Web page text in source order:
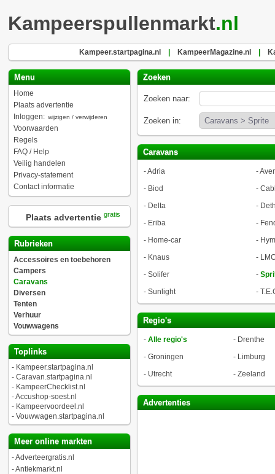
Kampeerspullenmarkt.nl
Kampeer.startpagina.nl KampeerMagazine.nl
Menu
Home
Plaats advertentie
Inloggen: wijzigen / verwijderen
Voorwaarden
Regels
FAQ / Help
Veilig handelen
Privacy-statement
Contact informatie
Plaats advertentie gratis
Rubrieken
Accessoires en toebehoren
Campers
Caravans
Diversen
Tenten
Verhuur
Vouwwagens
Toplinks
- Kampeer.startpagina.nl
- Caravan.startpagina.nl
- KampeerChecklist.nl
-Accushop-soest.nl
- Kampeervoordeel.nl
- Vouwwagen.startpagina.nl
Meer online markten
-Adverteergratis.nl
-Antiekmarkt.nl
Zoeken
Zoeken naar:
Zoeken in:
Caravans
-Adria -
- Biod -
- Delta -
- Eriba -
- Home-car -
- Knaus -
- Solifer -
- Sunlight -
Regio's
- Alle regio's - Drenthe
- Groningen - Limburg
- Utrecht - Zeeland
Advertenties